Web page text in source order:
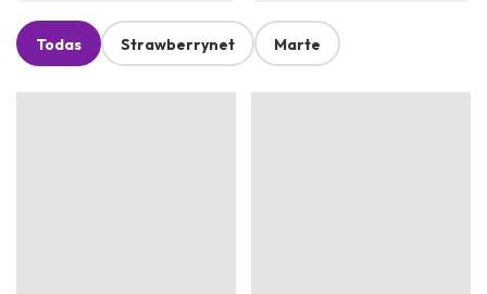
Todas Strawberrynet Marte